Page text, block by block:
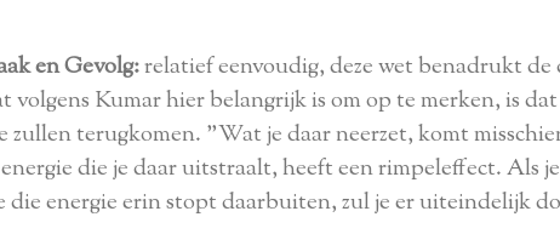
en Gevolg:relatief eenvoudig, deze wet benadrukt de
volgens Kumar hier belangrijk is om op te merken, is
zullen terugkomen. "Wat je daar neerzet, komt
die je daar uitstraalt, heeft een rimpeleffect. Als
die energie erin stopt daarbuiten, zul je er uiteindelijk